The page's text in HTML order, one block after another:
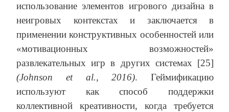
использование элементов игрового дизайна в
неигровых контекстах и заключается в
применении конструктивных особенностей или
«мотивационных возможностей»
развлекательных игр в других системах [25]
(Johnson et al., 2016). Геймификацию
используют как способ поддержки
коллективной креативности, когда требуется